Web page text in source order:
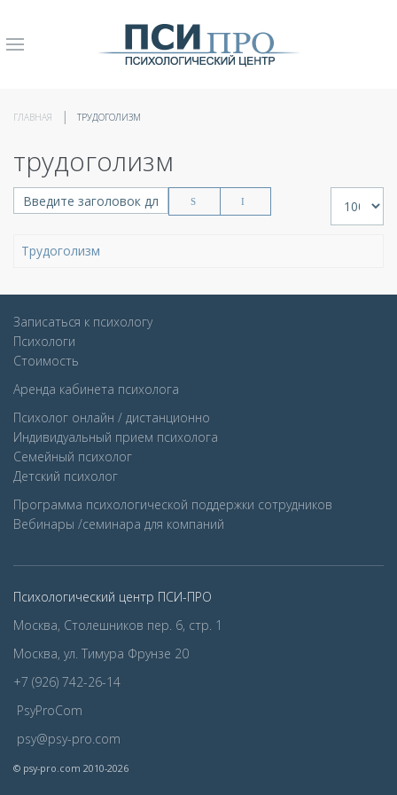
ГЛАВНАЯ ТРУДОГОЛИЗМ
трудоголизм
Введите заголовок для поиска...
Трудоголизм
Записаться к психологу
Психологи
Стоимость
Аренда кабинета психолога
Психолог онлайн / дистанционно
Индивидуальный прием психолога
Семейный психолог
Детcкий психолог
Программа психологической поддержки сотрудников
Вебинары /семинара для компаний
Психологический центр ПСИ-ПРО
Москва, Столешников пер. 6, стр. 1
Москва, ул. Тимура Фрунзе 20
+7 (926) 742-26-14
PsyProCom
psy@psy-pro.com
© psy-pro.com 2010-2026